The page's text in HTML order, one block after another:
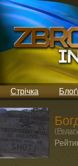
Стрічка
(